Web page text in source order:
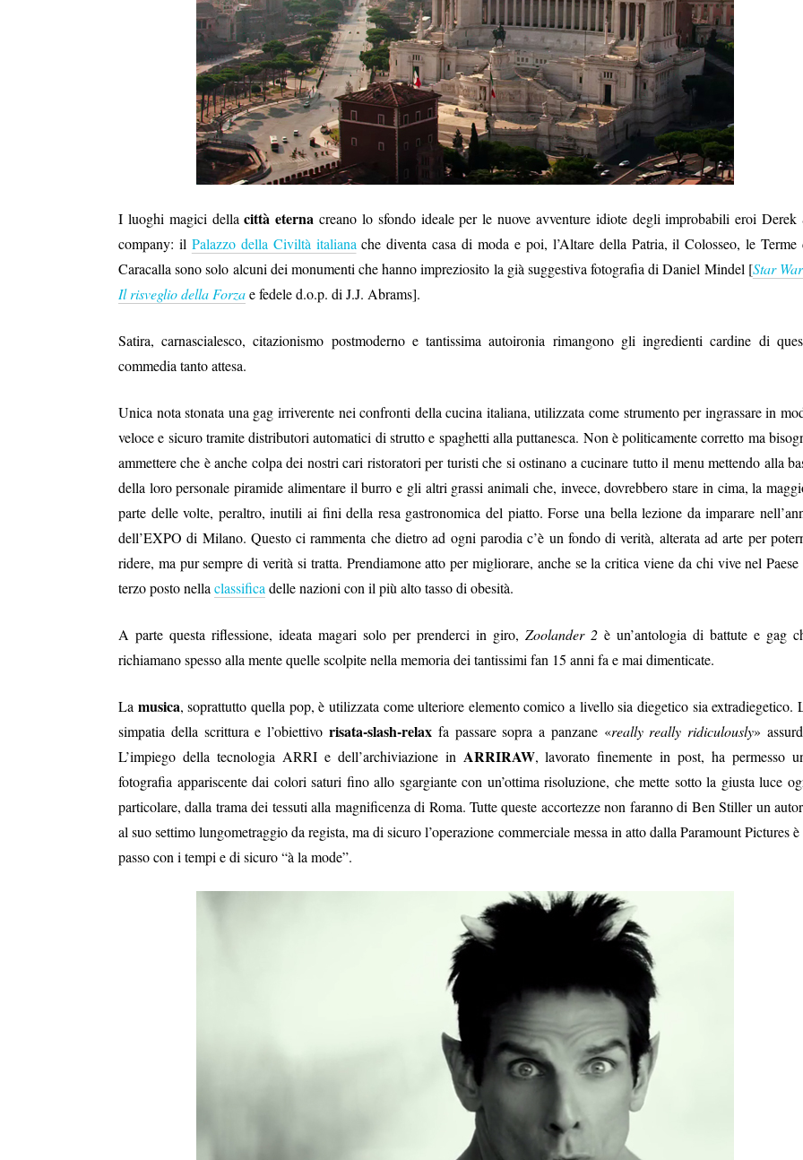
I luoghi magici dellacittà eterna creano lo sfondo ideale per le nuove avventure idiote degli improbabili eroi
company: il Palazzo della Civiltà italiana che diventa casa di moda e poi, l’Altare della Patria, il Colosseo, le Terme
Caracalla sono solo alcuni dei monumenti che hanno impreziosito la già suggestiva fotografia di Daniel Mindel [Star
Il risveglio della Forzae fedele d.o.p. di J.J. Abrams].
Satira, carnascialesco, citazionismo postmoderno e tantissima autoironia rimangono gli ingredienti cardine di
commedia tanto attesa.
Unica nota stonata una gag irriverente nei confronti della cucina italiana, utilizzata come strumento per ingrassare in
veloce e sicuro tramite distributori automatici di strutto e spaghetti alla puttanesca. Non è politicamente corretto ma
ammettere che è anche colpa dei nostri cari ristoratori per turisti che si ostinano a cucinare tutto il menu mettendo alla
della loro personale piramide alimentare il burro e gli altri grassi animali che, invece, dovrebbero stare in cima, la
parte delle volte, peraltro, inutili ai fini della resa gastronomica del piatto. Forse una bella lezione da imparare
dell’EXPO di Milano. Questo ci rammenta che dietro ad ogni parodia c’è un fondo di verità, alterata ad arte per
ridere, ma pur sempre di verità si tratta. Prendiamone atto per migliorare, anche se la critica viene da chi vive nel Paese
terzo posto nella classifica delle nazioni con il più alto tasso di obesità.
A parte questa riflessione, ideata magari solo per prenderci in giro, Zoolander 2 è un’antologia di battute e gag
richiamano spesso alla mente quelle scolpite nella memoria dei tantissimi fan 15 anni fa e mai dimenticate.
La musica, soprattutto quella pop, è utilizzata come ulteriore elemento comico a livello sia diegetico sia extradiegetico.
simpatia della scrittura e l’obiettivo risata-slash-relaxfa passare sopra a panzane «really really ridiculously»
L’impiego della tecnologia ARRI e dell’archiviazione in ARRIRAW, lavorato finemente in post, ha permesso
fotografia appariscente dai colori saturi fino allo sgargiante con un’ottima risoluzione, che mette sotto la giusta luce
particolare, dalla trama dei tessuti alla magnificenza di Roma. Tutte queste accortezze non faranno di Ben Stiller un
al suo settimo lungometraggio da regista, ma di sicuro l’operazione commerciale messa in atto dalla Paramount Pictures è
passo con i tempi e di sicuro “à la mode”.